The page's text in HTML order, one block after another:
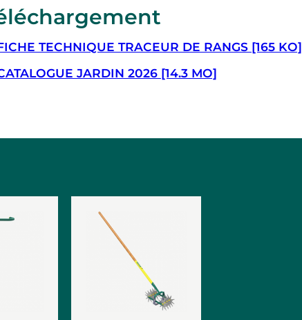
TECHNIQUE TRACEUR DE RANGS [165 KO]
JARDIN 2026 [14.3 MO]